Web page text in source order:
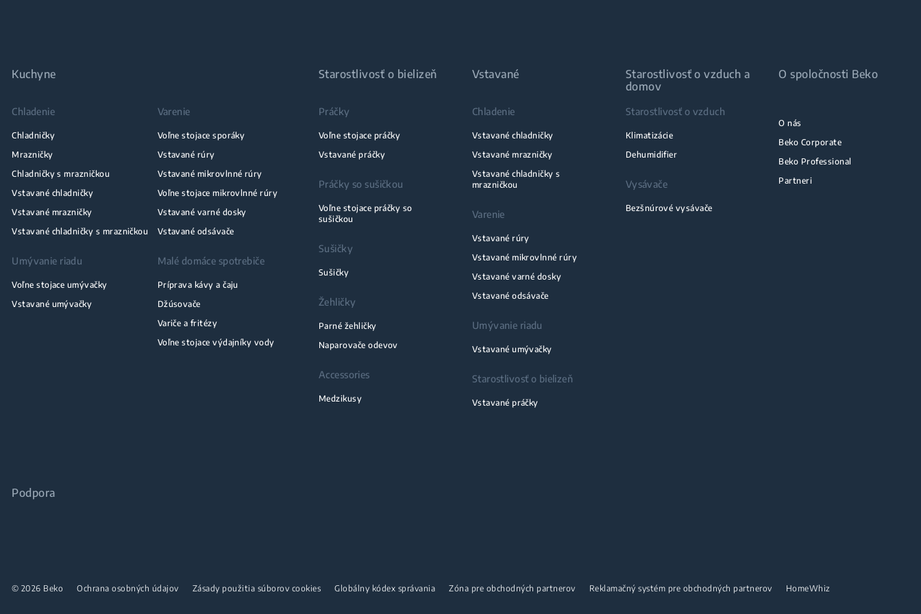
Kuchyne
Chladenie
Chladničky
Mrazničky
Chladničky s mrazničkou
Vstavané chladničky
Vstavané mrazničky
Vstavané chladničky s mrazničkou
Varenie
Voľne stojace sporáky
Vstavané rúry
Vstavané mikrovlnné rúry
Voľne stojace mikrovlnné rúry
Vstavané varné dosky
Vstavané odsávače
Umývanie riadu
Voľne stojace umývačky
Vstavané umývačky
Malé domáce spotrebiče
Príprava kávy a čaju
Džúsovače
Variče a fritézy
Voľne stojace výdajníky vody
Starostlivosť o bielizeň
Práčky
Voľne stojace práčky
Vstavané práčky
Práčky so sušičkou
Voľne stojace práčky so
sušičkou
Sušičky
Sušičky
Žehličky
Parné žehličky
Naparovače odevov
Accessories
Medzikusy
Vstavané
Chladenie
Vstavané chladničky
Vstavané mrazničky
Vstavané chladničky s
mrazničkou
Varenie
Vstavané rúry
Vstavané mikrovlnné rúry
Vstavané varné dosky
Vstavané odsávače
Umývanie riadu
Vstavané umývačky
Starostlivosť o bielizeň
Vstavané práčky
Starostlivosť o vzduch a
domov
Starostlivosť o vzduch
Klimatizácie
Dehumidifier
Vysávače
Bezšnúrové vysávače
O spoločnosti Beko
O nás
Beko Corporate
Beko Professional
Partneri
Podpora
© 2026 Beko Ochrana osobných údajov Zásady použitia súborov cookies Globálny kódex správania Zóna pre obchodných partnerov Reklamačný systém pre obchodných partnerov HomeWhiz